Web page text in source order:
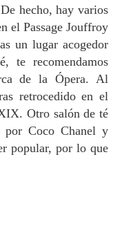
hecho, hay varios
el Passage Jouffroy
un lugar acogedor
te recomendamos
de la Ópera. Al
retrocedido en el
Otro salón de té
por Coco Chanel y
popular, por lo que